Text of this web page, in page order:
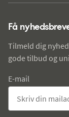
Få
Tilmeld dig
gode tilbud og
E-mail